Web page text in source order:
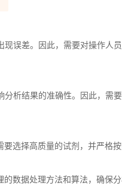
误差。因此，需要对操作人
析结果的准确性。因此，需
择高质量的试剂，并严格按
据处理方法和算法，确保分